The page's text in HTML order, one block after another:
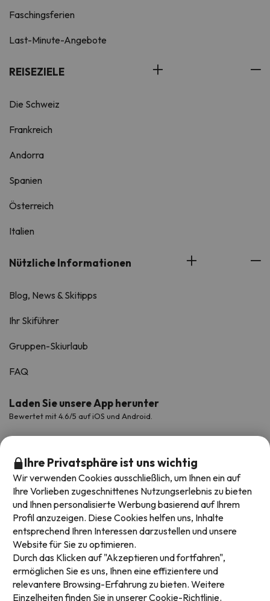
Faschingsferien
Last-Minute-Angebote
REISEZIELE
Die Schweiz
Frankreich
Andorra
Spanien
Österreich
Italien
Nützliche Informationen
Blog, News & Skitipps
Ihr Skiführer
Gruppen-Skiurlaub
FAQ
Laden Sie unsere App herunter
Bewertet mit 4.6/5 auf iOS und Android.
Verfügbare Zahlungsarten
Ihre Privatsphäre ist uns wichtig
Wir verwenden Cookies ausschließlich, um Ihnen ein auf
Ihre Vorlieben zugeschnittenes Nutzungserlebnis zu bieten
und Ihnen personalisierte Werbung basierend auf Ihrem
Profil anzuzeigen. Diese Cookies helfen uns, Inhalte
entsprechend Ihren Interessen darzustellen und unsere
Website für Sie zu optimieren.
Durch das Klicken auf "Akzeptieren und fortfahren",
ermöglichen Sie es uns, Ihnen eine effizientere und
relevantere Browsing-Erfahrung zu bieten. Weitere
Einzelheiten finden Sie in unsererCookie-Richtlinie.